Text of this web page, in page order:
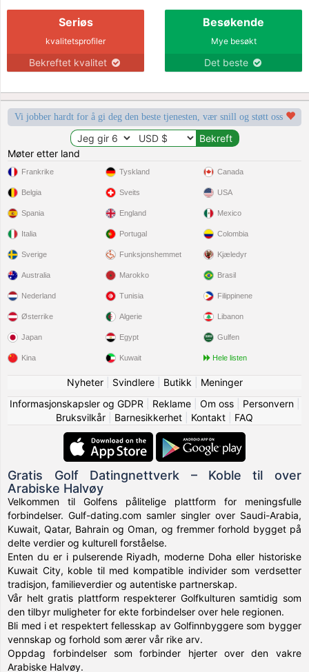
Seriøs
kvalitetsprofiler
Bekreftet kvalitet
Besøkende
Mye besøkt
Det beste
Vi jobber hardt for å gi deg den beste tjenesten, vær snill og støtt oss
Møter etter land
Frankrike
Belgia
Spania
Italia
Sverige
Tyskland
Sveits
England
Portugal
Funksjonshemmet
Canada
USA
Mexico
Colombia
Kjæledyr
Australia
Nederland
Østerrike
Japan
Kina
Marokko
Tunisia
Algerie
Egypt
Kuwait
Brasil
Filippinene
Libanon
Gulfen
Hele listen
Nyheter| Svindlere| Butikk
Meninger
Informasjonskapsler og GDPR
Reklame| Om oss| Personvern|
Bruksvilkår
Barnesikkerhet Kontakt FAQ
Gratis Golf Datingnettverk – Koble til over
Arabiske Halvøy
Velkommen til Golfens pålitelige plattform for meningsfulle
forbindelser. Gulf-dating.com samler singler over Saudi-Arabia,
Kuwait, Qatar, Bahrain og Oman, og fremmer forhold bygget på
delte verdier og kulturell forståelse.
Enten du er i pulserende Riyadh, moderne Doha eller historiske
Kuwait City, koble til med kompatible individer som verdsetter
tradisjon, familieverdier og autentiske partnerskap.
Vår helt gratis plattform respekterer Golfkulturen samtidig som
den tilbyr muligheter for ekte forbindelser over hele regionen.
Bli med i et respektert fellesskap av Golfinnbyggere som bygger
vennskap og forhold som ærer vår rike arv.
Oppdag forbindelser som forbinder hjerter over den vakre
Arabiske Halvøy.